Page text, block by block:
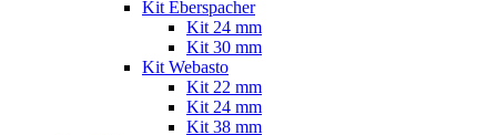
Kit Eberspacher
Kit 24 mm
Kit 30 mm
Kit Webasto
Kit 22 mm
Kit 24 mm
Kit 38 mm